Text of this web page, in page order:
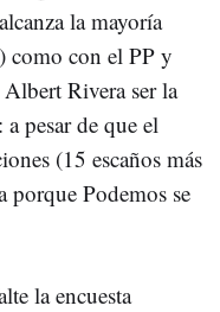
la mayoría
como con el PP y
Rivera ser la
pesar de que el
(15 escaños más
porque Podemos se
la encuesta